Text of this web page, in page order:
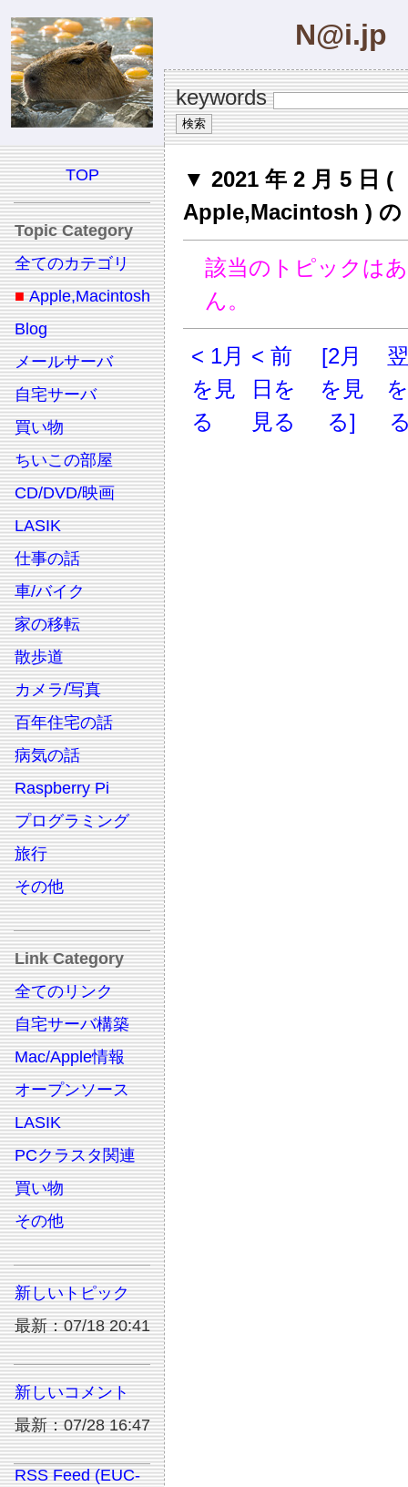
N@i.jp
keywords
TOP
Topic Category
全てのカテゴリ
■ Apple,Macintosh
Blog
メールサーバ
自宅サーバ
買い物
ちいこの部屋
CD/DVD/映画
LASIK
仕事の話
車/バイク
家の移転
散歩道
カメラ/写真
百年住宅の話
病気の話
Raspberry Pi
プログラミング
旅行
その他
Link Category
全てのリンク
自宅サーバ構築
Mac/Apple情報
オープンソース
LASIK
PCクラスタ関連
買い物
その他
新しいトピック
最新：07/18 20:41
新しいコメント
最新：07/28 16:47
RSS Feed (EUC-
▼ 2021 年 2 月 5 日 (
Apple,Macintosh ) の
該当のトピックは
ん。
< 1月
を見
る
< 前
日を
見る
[2月
を見
る]